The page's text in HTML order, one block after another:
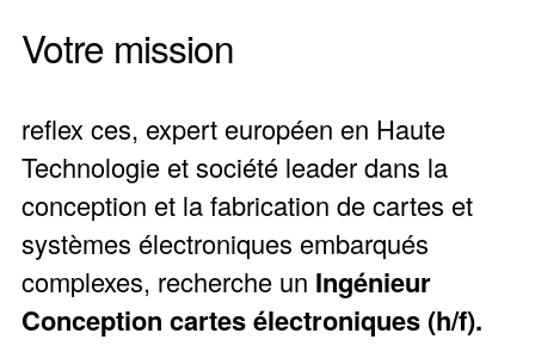
Votre mission
reflex ces, expert européen en Haute
Technologie et société leader dans la
conception et la fabrication de cartes et
systèmes électroniques embarqués
complexes, recherche un Ingénieur
Conception cartes électroniques (h/f).